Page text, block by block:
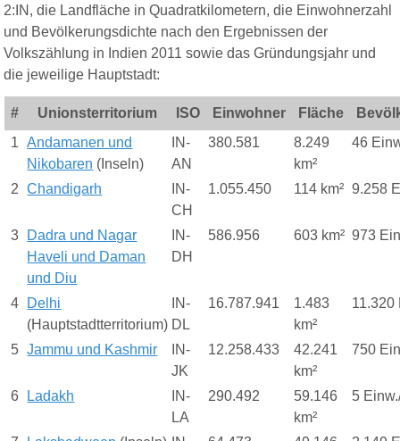
2:IN, die Landfläche in Quadratkilometern, die Einwohnerzahl
und Bevölkerungsdichte nach den Ergebnissen der
Volkszählung in Indien 2011 sowie das Gründungsjahr und
die jeweilige Hauptstadt:
# Unionsterritorium ISO Einwohner Fläche
1
Andamanen und
Nikobaren (Inseln)
IN-
AN
380.581
8.249
km²
46
2 Chandigarh
IN-
CH
1.055.450 114 km² 9.258
3
Dadra und Nagar
Haveli und Daman
und Diu
IN-
DH
586.956 603 km² 973
4
Delhi
(Hauptstadtterritorium)
IN-
DL
16.787.941
1.483
km²
11.320
5 Jammu und Kashmir
IN-
JK
12.258.433
42.241
km²
750
6 Ladakh
IN-
LA
290.492
59.146
km²
5